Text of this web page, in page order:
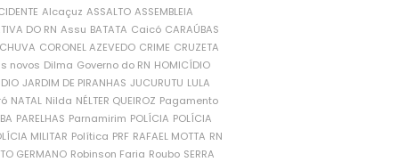
Alcaçuz ASSALTO ASSEMBLEIA
DO RN Assu BATATA Caicó CARAÚBAS
CORONEL AZEVEDO CRIME CRUZETA
novos Dilma Governo do RN HOMICÍDIO
JARDIM DE PIRANHAS JUCURUTU LULA
NATAL Nilda NÉLTER QUEIROZ Pagamento
PARELHAS Parnamirim POLÍCIA POLÍCIA
MILITAR Política PRF RAFAEL MOTTA RN
GERMANO Robinson Faria Roubo SERRA